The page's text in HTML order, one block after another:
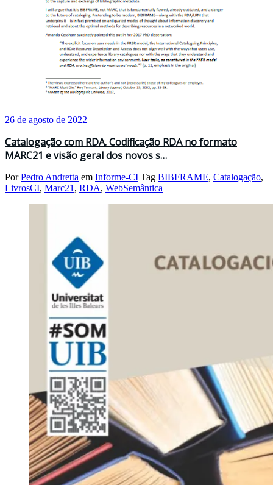
26 de agosto de 2022
Catalogação com RDA. Codificação RDA no formato
MARC21 e visão geral dos novos s…
PorPedro Andretta em Informe-CI Tag BIBFRAME, Catalogação,
LivrosCI, Marc21 , RDA, WebSemântica